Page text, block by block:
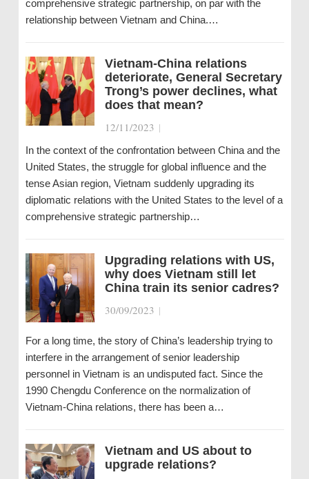
comprehensive strategic partnership, on par with the
relationship between Vietnam and China.…
Vietnam-China relations
deteriorate, General Secretary
Trong’s power declines, what
does that mean?
12/11/2023 |
In the context of the confrontation between China and the
United States, the struggle for global influence and the
tense Asian region, Vietnam suddenly upgrading its
diplomatic relations with the United States to the level of a
comprehensive strategic partnership…
Upgrading relations with US,
why does Vietnam still let
China train its senior cadres?
30/09/2023 |
For a long time, the story of China’s leadership trying to
interfere in the arrangement of senior leadership
personnel in Vietnam is an undisputed fact. Since the
1990 Chengdu Conference on the normalization of
Vietnam-China relations, there has been a…
Vietnam and US about to
upgrade relations?